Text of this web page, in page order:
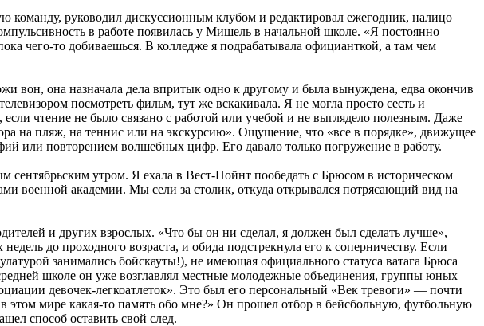
команду, руководил дискуссионным клубом и редактировал ежегодник, налицо
в работе появилась у Мишель в начальной школе. «Я постоянно
чего-то добиваешься. В колледже я подрабатывала официанткой, а там чем
вон, она назначала дела впритык одно к другому и была вынуждена, едва окончив
посмотреть фильм, тут же вскакивала. Я не могла просто сесть и
чтение не было связано с работой или учебой и не выглядело полезным. Даже
на пляж, на теннис или на экскурсию». Ощущение, что «все в порядке», движущее
или повторением волшебных цифр. Его давало только погружение в работу.
утром. Я ехала в Вест-Пойнт пообедать с Брюсом в историческом
военной академии. Мы сели за столик, откуда открывался потрясающий вид на
и других взрослых. «Что бы он ни сделал, я должен был сделать лучше», —
до проходного возраста, и обида подстрекнула его к соперничеству. Если
занимались бойскауты!), не имеющая официального статуса ватага Брюса
школе он уже возглавлял местные молодежные объединения, группы юных
девочек-легкоатлеток». Это был его персональный «Век тревоги» — почти
этом мире какая-то память обо мне?» Он прошел отбор в бейсбольную, футбольную
способ оставить свой след.